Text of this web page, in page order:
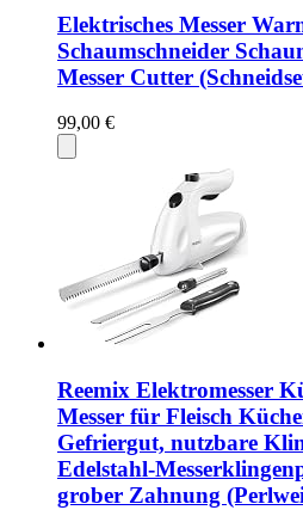
Elektrisches Messer
Schaumschneider
Messer Cutter
99,00 €
Reemix Elektromesser
Messer für Fleisch
Gefriergut, nutzbare
Edelstahl-
grober Zahnung